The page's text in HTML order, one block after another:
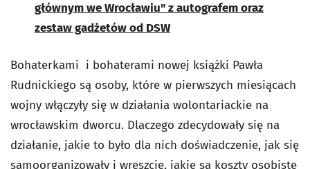
głównym we Wrocławiu" z autografem oraz
zestaw gadżetów od DSW
Bohaterkami i bohaterami nowej książki Pawła
Rudnickiego są osoby, które w pierwszych miesiącach
wojny włączyły się w działania wolontariackie na
wrocławskim dworcu. Dlaczego zdecydowały się na
działanie, jakie to było dla nich doświadczenie, jak się
samoorganizowały i wreszcie, jakie są koszty osobiste